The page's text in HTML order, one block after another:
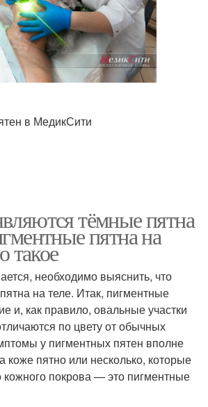
в МедикСити
тёмные пятна
пятна на
такое
необходимо выяснить, что
на теле. Итак, пигментные
и, как правило, овальные участки
по цвету от обычных
у пигментных пятен вполне
коже пятно или несколько, которые
кожного покрова — это пигментные